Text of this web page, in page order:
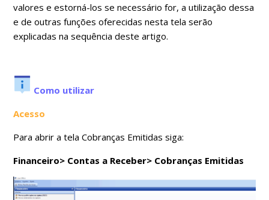
valores e estorná-los se necessário for, a utilização dessa
e de outras funções oferecidas nesta tela serão
explicadas na sequência deste artigo.
Como utilizar
Acesso
Para abrir a tela Cobranças Emitidas siga:
Financeiro> Contas a Receber> Cobranças Emitidas